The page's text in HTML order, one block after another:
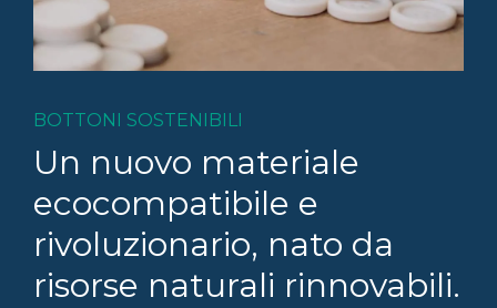
BOTTONI SOSTENIBILI
Un nuovo materiale
ecocompatibile e
rivoluzionario, nato da
risorse naturali rinnovabili.